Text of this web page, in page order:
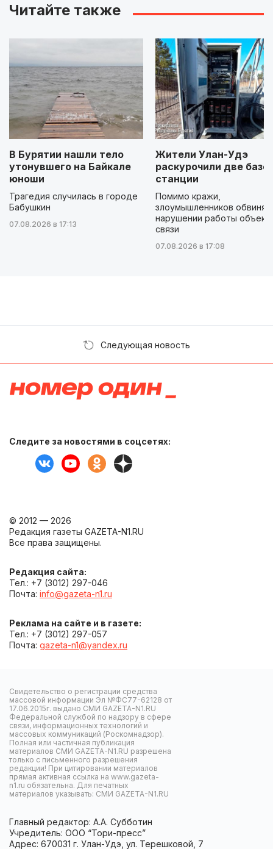
Читайте также
В Бурятии нашли тело
утонувшего на Байкале
юноши
Трагедия случилась в городе
Бабушкин
07.08.2026 в 17:13
Жители Улан-Удэ
раскурочили две
станции
Помимо кражи,
злоумышленников
нарушении работы
связи
07.08.2026 в 17:08
Следующая новость
Следите за новостями в соцсетях:
© 2012 — 2026
Редакция газеты GAZETA-N1.RU
Все права защищены.
Редакция сайта:
Тел.: +7 (3012) 297-046
Почта: info@gazeta-n1.ru
Реклама на сайте и в газете:
Тел.: +7 (3012) 297-057
Почта: gazeta-n1@yandex.ru
Свидетельство о регистрации средства
массовой информации Эл №ФС77-62128 от
17.06.2015г. выдано СМИ GAZETA-N1.RU
Федеральной службой по надзору в сфере
связи, информационных технологий и
массовых коммуникаций (Роскомнадзор).
Полная или частичная публикация
материалов СМИ GAZETA-N1.RU разрешена
только с письменного разрешения
редакции! При цитировании материалов
прямая активная ссылка на www.gazeta-
n1.ru обязательна. Для печатных
материалов указывать: СМИ GAZETA-N1.RU
Главный редактор: А.А. Субботин
Учредитель: ООО “Тори-пресс”
Адрес: 670031 г. Улан-Удэ, ул. Терешковой, 7